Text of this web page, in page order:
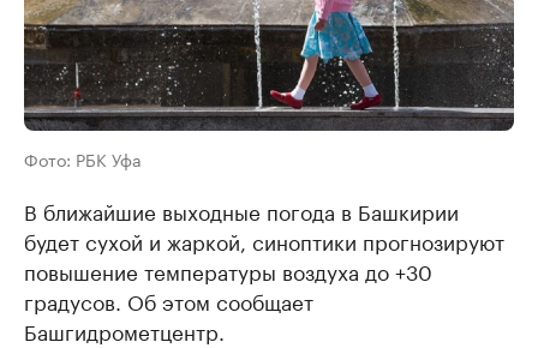
Фото: РБК Уфа
В ближайшие выходные погода в Башкирии
будет сухой и жаркой, синоптики прогнозируют
повышение температуры воздуха до +30
градусов. Об этом сообщает
Башгидрометцентр.